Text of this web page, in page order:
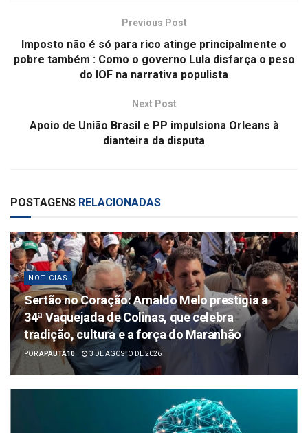
Previous Post
Imposto não é só para rico atinge principalmente o
pobre também : Como o governo Lula disfarça o peso
do IOF na narrativa populista
Next Post
Apoio de União Brasil e PP impulsiona Orleans à
dianteira da disputa
POSTAGENS RELACIONADAS
NOTÍCIAS
Sertão no Coração: Arnaldo Melo prestigia a
34ª Vaquejada de Colinas, que celebra
tradição, cultura e a força do Maranhão
PORAPAUTA10 3 DE AGOSTO DE 2026